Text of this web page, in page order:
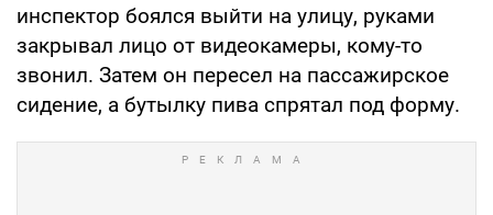
инспектор боялся выйти на улицу, руками
закрывал лицо от видеокамеры, кому-то
звонил. Затем он пересел на пассажирское
сидение, а бутылку пива спрятал под форму.